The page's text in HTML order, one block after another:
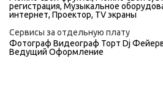
регистрация, Музыкальное
интернет, Проектор, TV экраны
Сервисы за отдельную плату
Фотограф Видеограф Торт Dj
Ведущий Оформление